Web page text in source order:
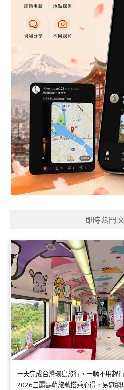
即時熱門
一天完成台灣環島旅行，一輛不用趕
2026三麗鷗萌旅號搭乘心得，易遊網